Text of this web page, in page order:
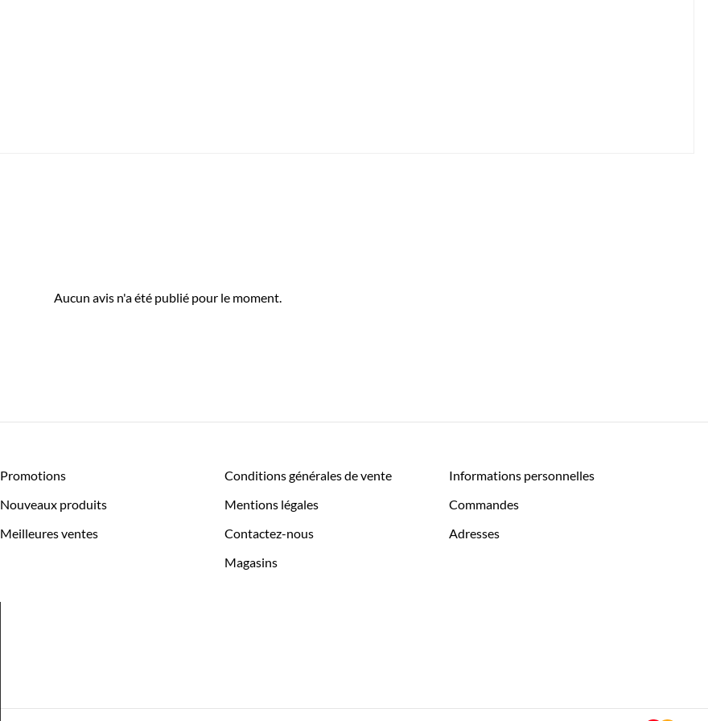
Aucun avis n'a été publié pour le moment.
Promotions
Nouveaux produits
Meilleures ventes
Conditions générales de vente
Mentions légales
Contactez-nous
Magasins
Informations personnelles
Commandes
Adresses